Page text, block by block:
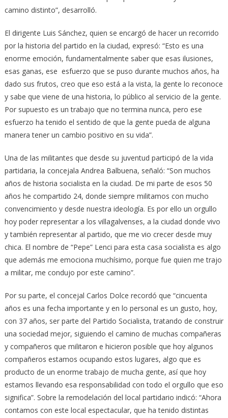
camino distinto”, desarrolló.
El dirigente Luis Sánchez, quien se encargó de hacer un recorrido
por la historia del partido en la ciudad, expresó: “Esto es una
enorme emoción, fundamentalmente saber que esas ilusiones,
esas ganas, ese esfuerzo que se puso durante muchos años, ha
dado sus frutos, creo que eso está a la vista, la gente lo reconoce
y sabe que viene de una historia, lo público al servicio de la gente.
Por supuesto es un trabajo que no termina nunca, pero ese
esfuerzo ha tenido el sentido de que la gente pueda de alguna
manera tener un cambio positivo en su vida”.
Una de las militantes que desde su juventud participó de la vida
partidaria, la concejala Andrea Balbuena, señaló: “Son muchos
años de historia socialista en la ciudad. De mi parte de esos 50
años he compartido 24, donde siempre militamos con mucho
convencimiento y desde nuestra ideología. Es por ello un orgullo
hoy poder representar a los villagalvenses, a la ciudad donde vivo
y también representar al partido, que me vio crecer desde muy
chica. El nombre de “Pepe” Lenci para esta casa socialista es algo
que además me emociona muchísimo, porque fue quien me trajo
a militar, me condujo por este camino”.
Por su parte, el concejal Carlos Dolce recordó que “cincuenta
años es una fecha importante y en lo personal es un gusto, hoy,
con 37 años, ser parte del Partido Socialista, tratando de construir
una sociedad mejor, siguiendo el camino de muchas compañeras
y compañeros que militaron e hicieron posible que hoy algunos
compañeros estamos ocupando estos lugares, algo que es
producto de un enorme trabajo de mucha gente, así que hoy
estamos llevando esa responsabilidad con todo el orgullo que eso
significa”. Sobre la remodelación del local partidario indicó: “Ahora
contamos con este local espectacular, que ha tenido distintas